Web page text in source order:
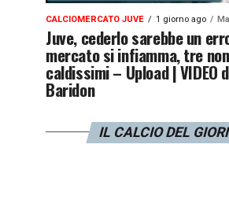
CALCIOMERCATO JUVE 1 giorno ago
Juve, cederlo sarebbe un
mercato si infiamma, tre
caldissimi – Upload | VIDEO
Baridon
IL CALCIO DEL